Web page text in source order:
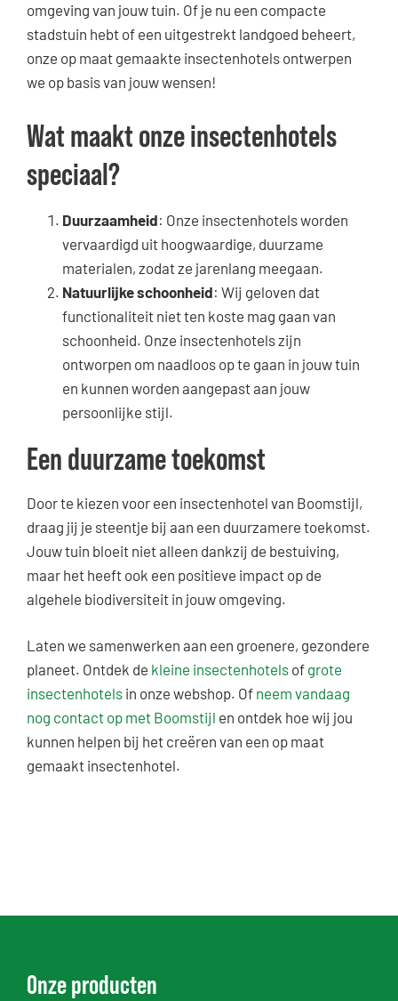
omgeving van jouw tuin. Of je nu een compacte
stadstuin hebt of een uitgestrekt landgoed beheert,
onze op maat gemaakte insectenhotels ontwerpen
we op basis van jouw wensen!
Wat maakt onze insectenhotels
speciaal?
Duurzaamheid: Onze insectenhotels worden
vervaardigd uit hoogwaardige, duurzame
materialen, zodat ze jarenlang meegaan.
Natuurlijke schoonheid: Wij geloven dat
functionaliteit niet ten koste mag gaan van
schoonheid. Onze insectenhotels zijn
ontworpen om naadloos op te gaan in jouw tuin
en kunnen worden aangepast aan jouw
persoonlijke stijl.
Een duurzame toekomst
Door te kiezen voor een insectenhotel van Boomstijl,
draag jij je steentje bij aan een duurzamere toekomst.
Jouw tuin bloeit niet alleen dankzij de bestuiving,
maar het heeft ook een positieve impact op de
algehele biodiversiteit in jouw omgeving.
Laten we samenwerken aan een groenere, gezondere
planeet. Ontdek de kleine insectenhotels of grote
insectenhotels in onze webshop. Of neem vandaag
nog contact op met Boomstijl en ontdek hoe wij jou
kunnen helpen bij het creëren van een op maat
gemaakt insectenhotel.
Onze producten